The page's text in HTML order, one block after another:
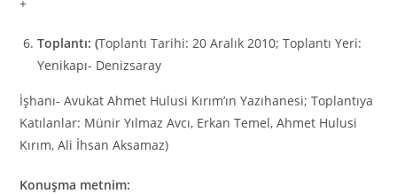
Toplantı: (Toplantı Tarihi: 20 Aralık 2010; Toplantı Yeri:
Yenikapı- Denizsaray
İşhanı- Avukat Ahmet Hulusi Kırım’ın Yazıhanesi; Toplantıya
Katılanlar: Münir Yılmaz Avcı, Erkan Temel, Ahmet Hulusi
Kırım, Ali İhsan Aksamaz)
Konuşma metnim: